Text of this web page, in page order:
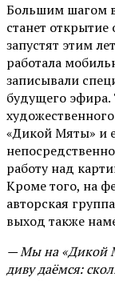
Большим шагом
станет
запустят этим
работала
записывали
будущего эфира.
«Дикой Мяты» и
работу над
Кроме того, на
авторская
выход также
— Мы на «Дикой
диву даёмся: